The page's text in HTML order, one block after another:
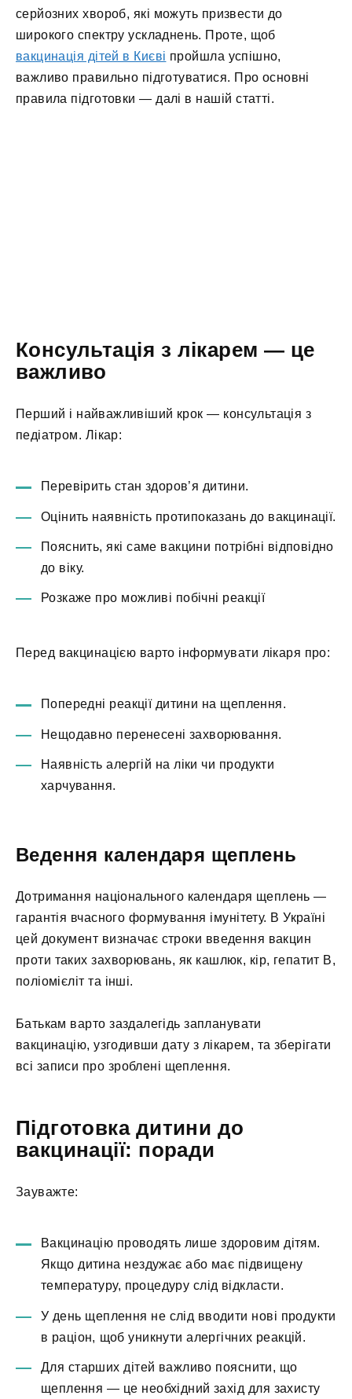
серйозних хвороб, які можуть призвести до
широкого спектру ускладнень. Проте, щоб
вакцинація дітей в Києві пройшла успішно,
важливо правильно підготуватися. Про основні
правила підготовки — далі в нашій статті.
Консультація з лікарем — це
важливо
Перший і найважливіший крок — консультація з
педіатром. Лікар:
Перевірить стан здоров’я дитини.
Оцінить наявність протипоказань до вакцинації.
Пояснить, які саме вакцини потрібні відповідно
до віку.
Розкаже про можливі побічні реакції
Перед вакцинацією варто інформувати лікаря про:
Попередні реакції дитини на щеплення.
Нещодавно перенесені захворювання.
Наявність алергій на ліки чи продукти
харчування.
Ведення календаря щеплень
Дотримання національного календаря щеплень —
гарантія вчасного формування імунітету. В Україні
цей документ визначає строки введення вакцин
проти таких захворювань, як кашлюк, кір, гепатит В,
поліомієліт та інші.
Батькам варто заздалегідь запланувати
вакцинацію, узгодивши дату з лікарем, та зберігати
всі записи про зроблені щеплення.
Підготовка дитини до
вакцинації: поради
Зауважте:
Вакцинацію проводять лише здоровим дітям.
Якщо дитина нездужає або має підвищену
температуру, процедуру слід відкласти.
У день щеплення не слід вводити нові продукти
в раціон, щоб уникнути алергічних реакцій.
Для старших дітей важливо пояснити, що
щеплення — це необхідний захід для захисту